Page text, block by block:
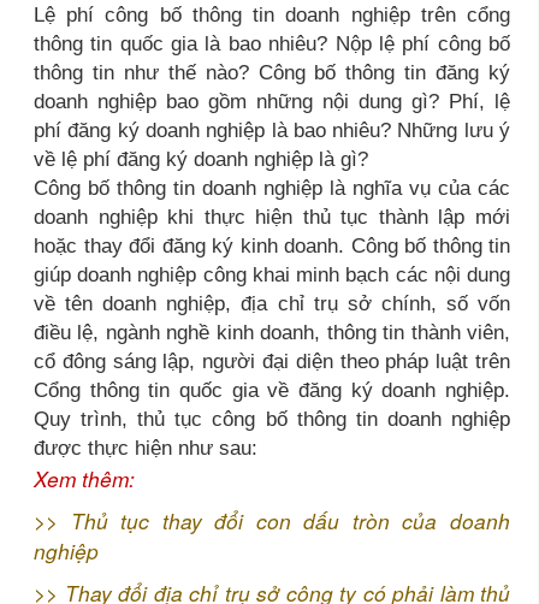
Lệ phí công bố thông tin doanh nghiệp trên cổng
thông tin quốc gia là bao nhiêu? Nộp lệ phí công bố
thông tin như thế nào? Công bố thông tin đăng ký
doanh nghiệp bao gồm những nội dung gì? Phí, lệ
phí đăng ký doanh nghiệp là bao nhiêu? Những lưu ý
về lệ phí đăng ký doanh nghiệp là gì?
Công bố thông tin doanh nghiệp là nghĩa vụ của các
doanh nghiệp khi thực hiện thủ tục thành lập mới
hoặc thay đổi đăng ký kinh doanh. Công bố thông tin
giúp doanh nghiệp công khai minh bạch các nội dung
về tên doanh nghiệp, địa chỉ trụ sở chính, số vốn
điều lệ, ngành nghề kinh doanh, thông tin thành viên,
cổ đông sáng lập, người đại diện theo pháp luật trên
Cổng thông tin quốc gia về đăng ký doanh nghiệp.
Quy trình, thủ tục công bố thông tin doanh nghiệp
được thực hiện như sau:
Xem thêm:
>> Thủ tục thay đổi con dấu tròn của doanh
nghiệp
>> Thay đổi địa chỉ trụ sở công ty có phải làm thủ